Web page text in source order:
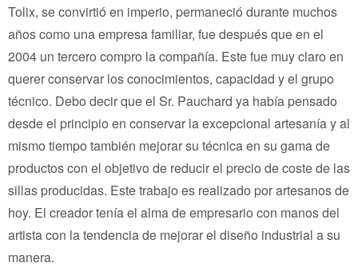
Tolix, se convirtió en imperio, permaneció durante muchos
años como una empresa familiar, fue después que en el
2004 un tercero compro la compañía. Este fue muy claro en
querer conservar los conocimientos, capacidad y el grupo
técnico. Debo decir que el Sr. Pauchard ya había pensado
desde el principio en conservar la excepcional artesanía y al
mismo tiempo también mejorar su técnica en su gama de
productos con el objetivo de reducir el precio de coste de las
sillas producidas. Este trabajo es realizado por artesanos de
hoy. El creador tenía el alma de empresario con manos del
artista con la tendencia de mejorar el diseño industrial a su
manera.